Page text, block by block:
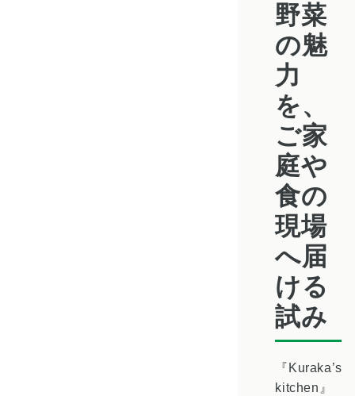
野菜
の魅
力
を、
ご家
庭や
食の
現場
へ届
ける
試み
『Kuraka’s
kitchen』